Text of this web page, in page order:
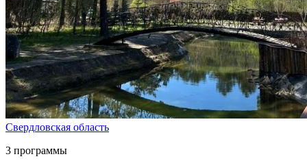
Свердловская область
3 программы